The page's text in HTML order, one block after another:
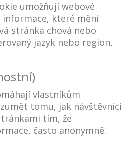
umožňují webové
které mění
stránka chová nebo
jazyk nebo region,
vlastníkům
tomu, jak návštěvníci
tím, že
často anonymně.